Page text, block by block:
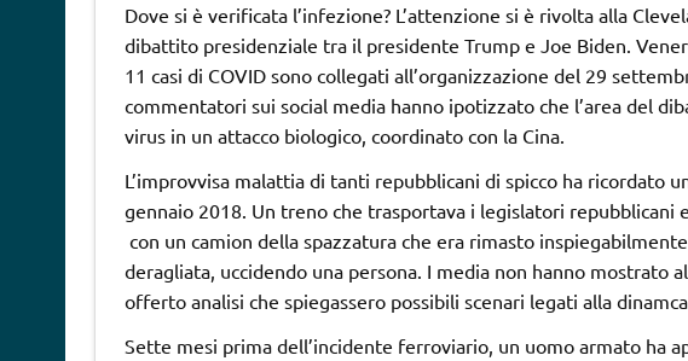
Dove si è verificata l’infezione? L’attenzione si è rivolta alla
dibattito presidenziale tra il presidente Trump e Joe Biden.
11 casi di COVID sono collegati all’organizzazione del 29
commentatori sui social media hanno ipotizzato che l’area del
virus in un attacco biologico, coordinato con la Cina.
L’improvvisa malattia di tanti repubblicani di spicco ha ricordato
gennaio 2018. Un treno che trasportava i legislatori repubblicani
con un camion della spazzatura che era rimasto
deragliata, uccidendo una persona. I media non hanno mostrato
offerto analisi che spiegassero possibili scenari legati alla
Sette mesi prima dell’incidente ferroviario, un uomo armato ha